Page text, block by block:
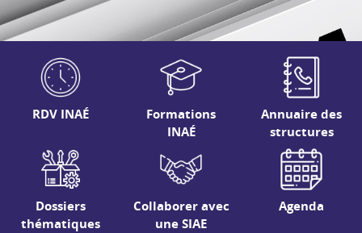
RDV INAÉ
Formations
INAÉ
Annuaire des
structures
Dossiers
thématiques
Collaborer avec
une SIAE
Agenda